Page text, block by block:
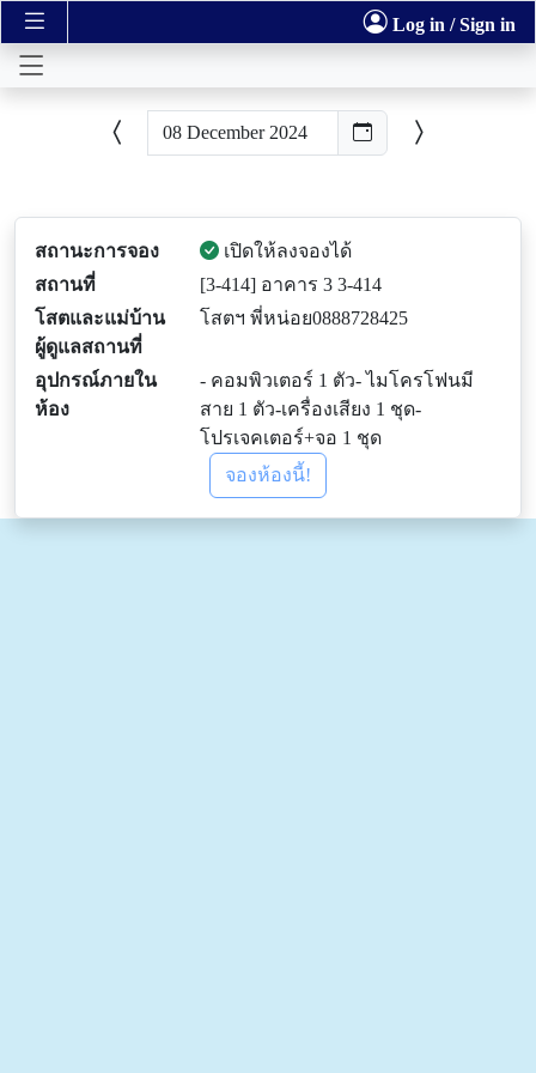
Log in / Sign in
สถานะการจอง
เปิดให้ลงจองได้
สถานที่
[3-414] อาคาร 3 3-414
โสตและแม่บ้าน
ผู้ดูแลสถานที่
โสตฯ พี่หน่อย0888728425
อุปกรณ์ภายใน
ห้อง
- คอมพิวเตอร์ 1 ตัว- ไมโครโฟนมี
สาย 1 ตัว-เครื่องเสียง 1 ชุด-
โปรเจคเตอร์+จอ 1 ชุด
จองห้องนี้!